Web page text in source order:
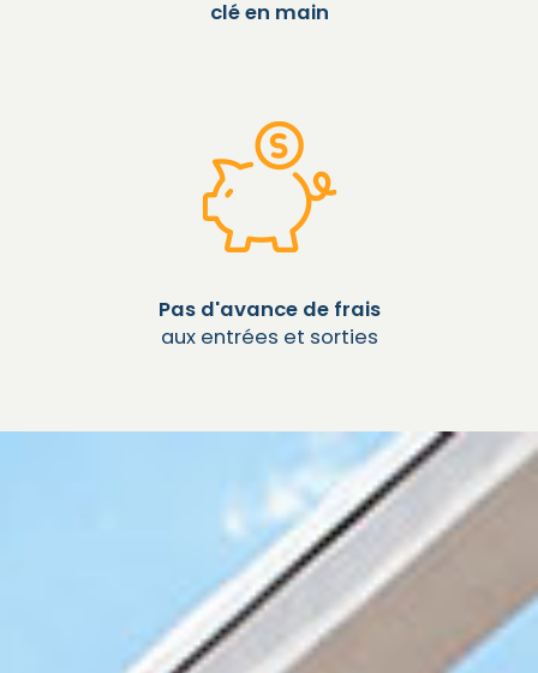
clé en main
Pas d'avance de frais
aux entrées et sorties